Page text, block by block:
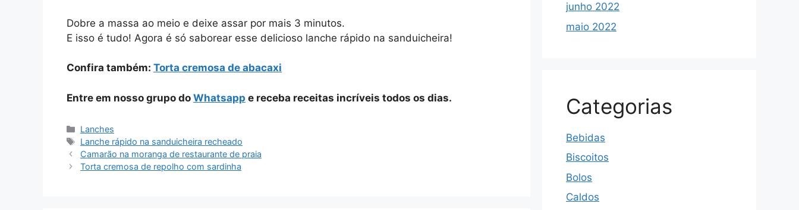
Dobre a massa ao meio e deixe assar por mais 3 minutos.
E isso é tudo! Agora é só saborear esse delicioso lanche rápido na sanduicheira!
Confira também: Torta cremosa de abacaxi
Entre em nosso grupo do Whatsapp e receba receitas incríveis todos os dias.
Categorias
Lanches
Tags
Lanche rápido na sanduicheira recheado
Camarão na moranga de restaurante de praia
Torta cremosa de repolho com sardinha
junho 2022
maio 2022
Categorias
Bebidas
Biscoitos
Bolos
Caldos